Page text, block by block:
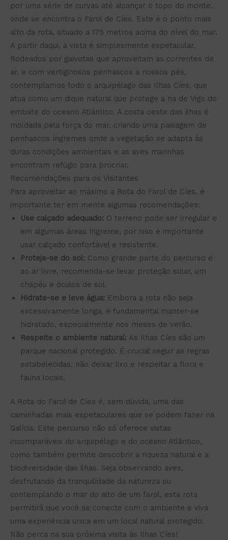
por uma série de curvas até alcançar o topo do monte,
onde se encontra o Farol de Cíes. Este é o ponto mais
alto da rota, situado a 175 metros acima do nível do mar.
A partir daqui, a vista é simplesmente espetacular.
Rodeados por gaivotas que aproveitam as correntes de
ar, e com vertiginosos penhascos a nossos pés,
contemplamos todo o arquipélago das Ilhas Cíes, que
atua como um dique natural que protege a ria de Vigo do
embate do oceano Atlântico. A costa oeste das ilhas é
moldada pela força do mar, criando uma paisagem de
penhascos íngremes onde a vegetação se adapta às
duras condições ambientais e as aves marinhas
encontram refúgio para procriar.
Recomendações para os Visitantes
Para aproveitar ao máximo a Rota do Farol de Cíes, é
importante ter em mente algumas recomendações:
Use calçado adequado: O terreno pode ser irregular e
em algumas áreas íngreme, por isso é importante
usar calçado confortável e resistente.
Proteja-se do sol: Como grande parte do percurso é
ao ar livre, recomenda-se levar proteção solar, um
chapéu e óculos de sol.
Hidrate-se e leve água: Embora a rota não seja
excessivamente longa, é fundamental manter-se
hidratado, especialmente nos meses de verão.
Respeite o ambiente natural: As Ilhas Cíes são um
parque nacional protegido. É crucial seguir as regras
estabelecidas, não deixar lixo e respeitar a flora e
fauna locais.
A Rota do Farol de Cíes é, sem dúvida, uma das
caminhadas mais espetaculares que se podem fazer na
Galícia. Este percurso não só oferece vistas
incomparáveis do arquipélago e do oceano Atlântico,
como também permite descobrir a riqueza natural e a
biodiversidade das ilhas. Seja observando aves,
desfrutando da tranquilidade da natureza ou
contemplando o mar do alto de um farol, esta rota
permitirá que você se conecte com o ambiente e viva
uma experiência única em um local natural protegido.
Não perca na sua próxima visita às Ilhas Cíes!